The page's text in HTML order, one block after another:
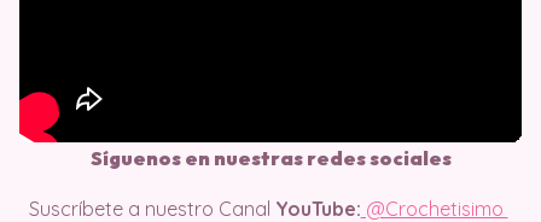
Síguenos en nuestras redes sociales
Suscríbete a nuestro Canal YouTube: @Crochetisimo